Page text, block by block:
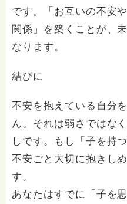
です。「お互いの不安
関係」を築くことが、
なります。
結びに
不安を抱えている自分
ん。それは弱さではな
しです。もし「子を持
不安ごと大切に抱きし
す。
あなたはすでに「子を